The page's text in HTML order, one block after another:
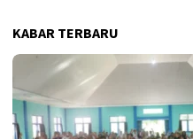
KABAR TERBARU